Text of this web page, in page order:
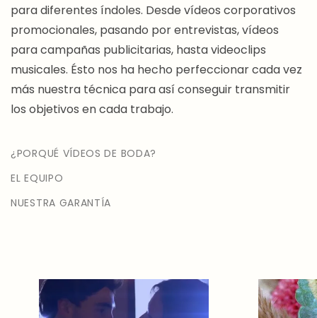
para diferentes índoles. Desde vídeos corporativos
promocionales, pasando por entrevistas, vídeos
para campañas publicitarias, hasta videoclips
musicales. Ésto nos ha hecho perfeccionar cada vez
más nuestra técnica para así conseguir transmitir
los objetivos en cada trabajo.
¿PORQUÉ VÍDEOS DE BODA?
EL EQUIPO
NUESTRA GARANTÍA